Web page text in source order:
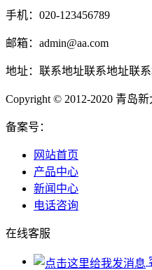
手机：020-123456789
邮箱：admin@aa.com
地址：联系地址联系地址联
Copyright © 2012-2020 青岛
备案号：
网站首页
产品中心
新闻中心
电话咨询
在线客服